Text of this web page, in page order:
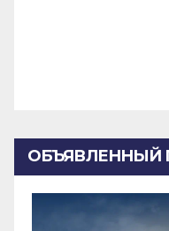
ОБЪЯВЛЕННЫЙ